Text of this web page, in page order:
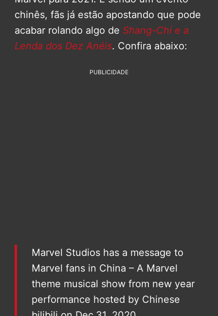
chinês, fãs já estão apostando que pode
acabar rolando algo de Shang-Chi e a
Lenda dos Dez Anéis. Confira abaixo:
PUBLICIDADE
Marvel Studios has a message to
Marvel fans in China – A Marvel
theme musical show from new year
performance hosted by Chinese